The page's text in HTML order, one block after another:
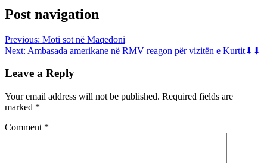
Post navigation
Previous: Moti sot në Maqedoni
Next: Ambasada amerikane në RMV reagon për vizitën e Kurtit⬇⬇
Leave a Reply
Your email address will not be published. Required fields are
marked *
Comment *